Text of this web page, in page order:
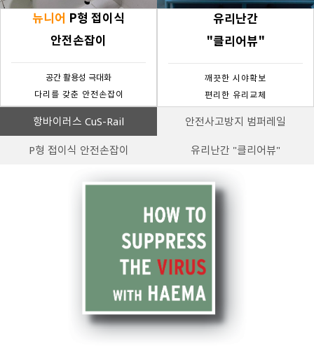
뉴니어 P형 접이식
안전손잡이
공간 활용성 극대화
다리를 갖춘 안전손잡이
유리난간
"클리어뷰"
깨끗한 시야확보
편리한 유리교체
항바이러스 CuS-Rail 안전사고방지 범퍼레일
P형 접이식 안전손잡이 유리난간 "클리어뷰"